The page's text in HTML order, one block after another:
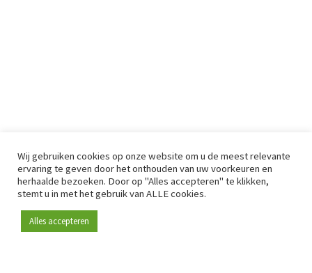
Wij gebruiken cookies op onze website om u de meest relevante
ervaring te geven door het onthouden van uw voorkeuren en
herhaalde bezoeken. Door op "Alles accepteren" te klikken,
stemt u in met het gebruik van ALLE cookies.
Alles accepteren